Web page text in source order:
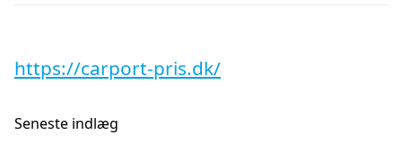
https://carport-pris.dk/
Seneste indlæg